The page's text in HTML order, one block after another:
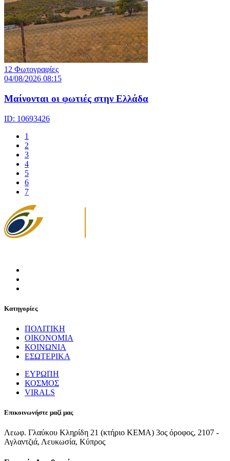
12 Φωτογραφίες
04/08/2026 08:15
Μαίνονται οι φωτιές στην Ελλάδα
ID: 10693426
1
2
3
4
5
6
7
Κατηγορίες
ΠΟΛΙΤΙΚΗ
ΟΙΚΟΝΟΜΙΑ
ΚΟΙΝΩΝΙΑ
ΕΣΩΤΕΡΙΚΑ
ΕΥΡΩΠΗ
ΚΟΣΜΟΣ
VIRALS
Επικοινωνήστε μαζί μας
Λεωφ. Γλαύκου Κληρίδη 21 (κτήριο ΚΕΜΑ) 3ος όροφος, 2107 -
Αγλαντζιά, Λευκωσία, Κύπρος